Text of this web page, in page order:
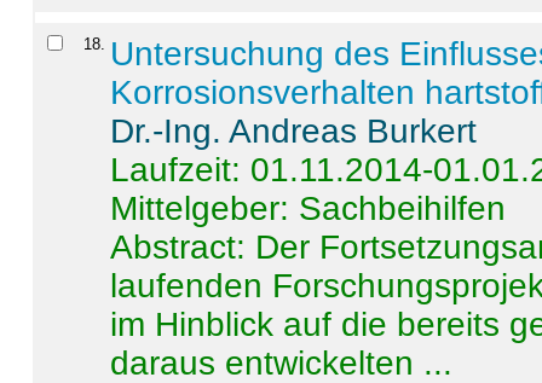
18
Untersuchung des
Korrosionsverhalten
Dr.-Ing. Andreas Burkert
Laufzeit: 01.11.2014-
Mittelgeber: Sachbeihilfen
Abstract: Der
laufenden
im Hinblick auf die bereits
daraus entwickelten ...